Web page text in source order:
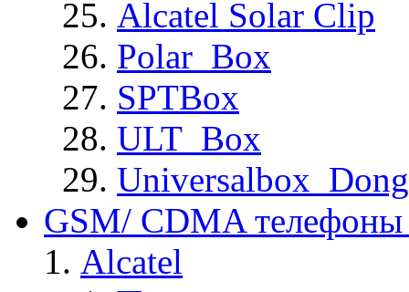
Alcatel Solar Clip
Polar_Box
SPTBox
ULT_Box
GSM/ CDMA
Alcatel